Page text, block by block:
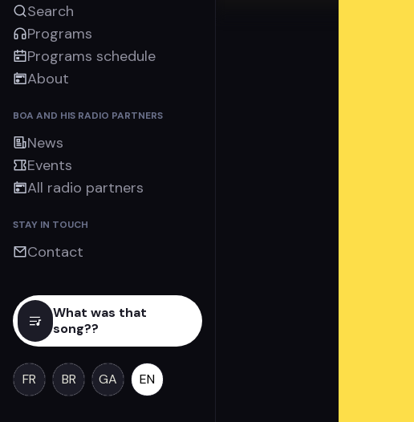
Search
Programs
Programs schedule
About
BOA AND HIS RADIO PARTNERS
News
Events
All radio partners
STAY IN TOUCH
Contact
What was that
song??
FR BR GA EN